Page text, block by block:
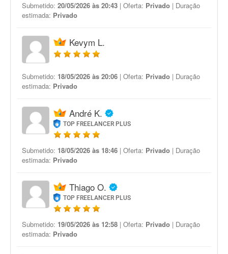
Submetido: 20/05/2026 às 20:43 | Oferta: Privado | Duração
estimada: Privado
Kevym L.
Submetido: 18/05/2026 às 20:06 | Oferta: Privado | Duração
estimada: Privado
André K.
TOP FREELANCER PLUS
Submetido: 18/05/2026 às 18:46 | Oferta: Privado | Duração
estimada: Privado
Thiago O.
TOP FREELANCER PLUS
Submetido: 19/05/2026 às 12:58 | Oferta: Privado | Duração
estimada: Privado